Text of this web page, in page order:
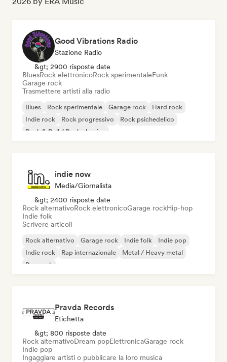
Good Vibrations Radio
Stazione Radio
&gt; 2900 risposte date
BluesRock elettronicoRock sperimentaleFunk
Garage rock
Trasmettere artisti alla radio
Blues Rock sperimentale Garage rock
Hard rock
Indie rock
Rock progressivo
Rock psichedelico
Rock & Roll / Rock classico
indie now
Media/Giornalista
&gt; 2400 risposte date
Rock alternativoRock elettronicoGarage rockHip-hop
Indie folk
Scrivere articoli
Rock alternativo Garage rock Indie folk
Indie pop
Indie rock
Rap internazionale
Metal / Heavy metal
Pop rock
Pravda Records
Etichetta
&gt; 800 risposte date
Rock alternativoDream popElettronicaGarage rock
Indie pop
Ingaggiare artisti o pubblicare la loro musica